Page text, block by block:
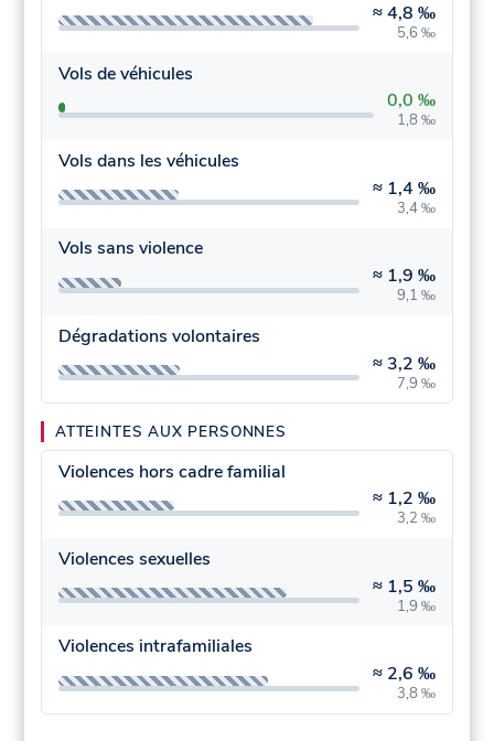
≈4,8 ‰
5,6 ‰
Vols de véhicules
0,0 ‰
1,8 ‰
Vols dans les véhicules
≈ 1,4 ‰
3,4 ‰
Vols sans violence
≈ 1,9 ‰
9,1 ‰
Dégradations volontaires
≈ 3,2 ‰
7,9 ‰
ATTEINTES AUX PERSONNES
Violences hors cadre familial
≈ 1,2 ‰
3,2 ‰
Violences sexuelles
≈ 1,5 ‰
1,9 ‰
Violences intrafamiliales
≈ 2,6 ‰
3,8 ‰